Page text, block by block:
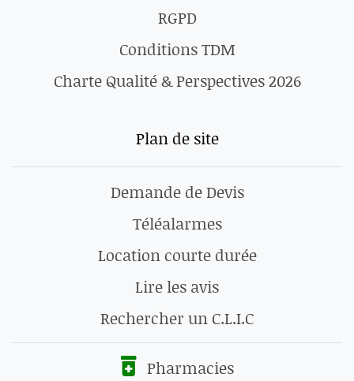
RGPD
Conditions TDM
Charte Qualité & Perspectives 2026
Plan de site
Demande de Devis
Téléalarmes
Location courte durée
Lire les avis
Rechercher un C.L.I.C
Pharmacies